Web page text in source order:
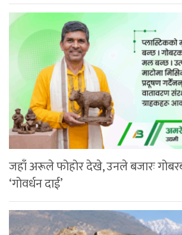
जहाँ अरूले फोहोर देखे, उनले बजारः
‘गोवर्धन दाई’